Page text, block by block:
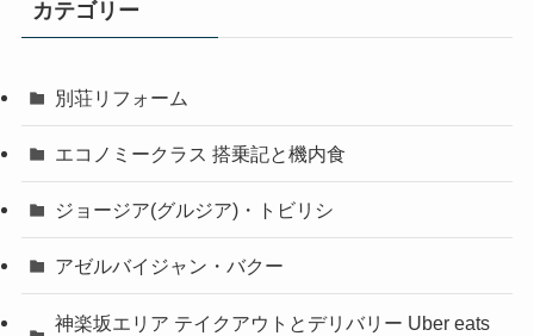
カテゴリー
別荘リフォーム
エコノミークラス 搭乗記と機内食
ジョージア(グルジア)・トビリシ
アゼルバイジャン・バクー
神楽坂エリア テイクアウトとデリバリー Uber eats